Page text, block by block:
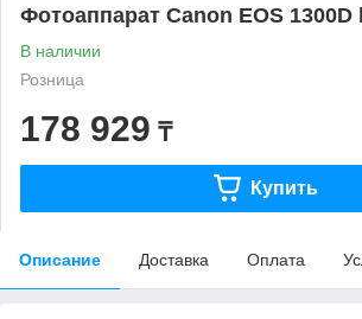
Фотоаппарат Canon EOS 1300D
В наличии
Розница
178 929 ₸
Купить
Описание Доставка Оплата